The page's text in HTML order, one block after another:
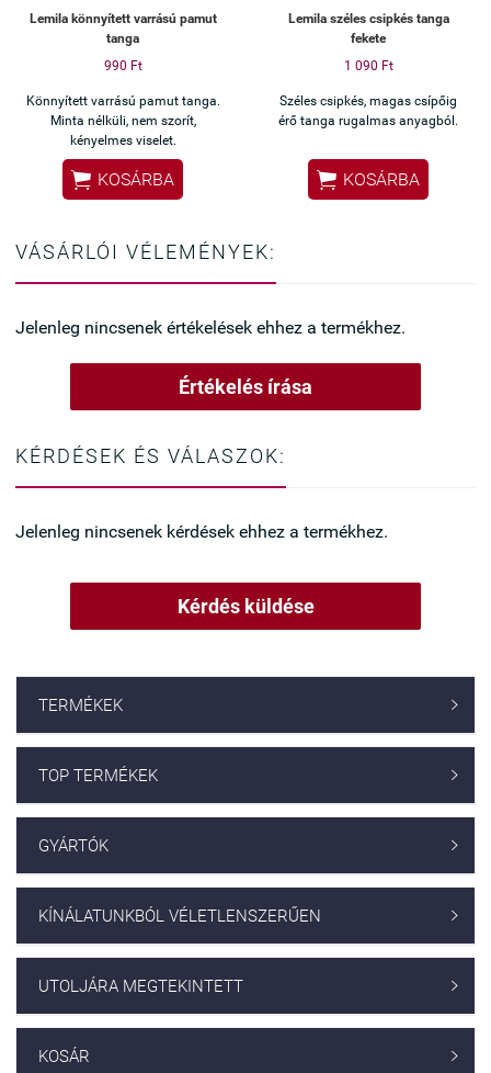
Lemila könnyített varrású pamut
tanga
990 Ft
Könnyített varrású pamut tanga.
Minta nélküli, nem szorít,
kényelmes viselet.
 KOSÁRBA
Lemila széles csipkés tanga
fekete
1 090 Ft
Széles csipkés, magas csípőig
érő tanga rugalmas anyagból.
 KOSÁRBA
VÁSÁRLÓI VÉLEMÉNYEK:
Jelenleg nincsenek értékelések ehhez a termékhez.
Értékelés írása
KÉRDÉSEK ÉS VÁLASZOK:
Jelenleg nincsenek kérdések ehhez a termékhez.
Kérdés küldése
TERMÉKEK 
TOP TERMÉKEK 
GYÁRTÓK 
KÍNÁLATUNKBÓL VÉLETLENSZERŰEN 
UTOLJÁRA MEGTEKINTETT 
KOSÁR 